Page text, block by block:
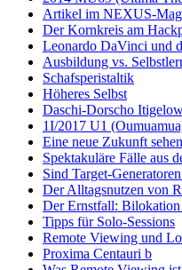
Artikel im NEXUS-
Der Kornkreis am
Leonardo DaVinci und
Ausbildung vs.
Schafsperistaltik
Höheres Selbst
Daschi-Dorscho
1I/2017 U1
Eine neue Zukunft sehen
Spektakuläre Fälle aus
Sind Target-
Der Alltagsnutzen von
Der Ernstfall:
Tipps für Solo-Sessions
Remote Viewing und
Proxima Centauri b